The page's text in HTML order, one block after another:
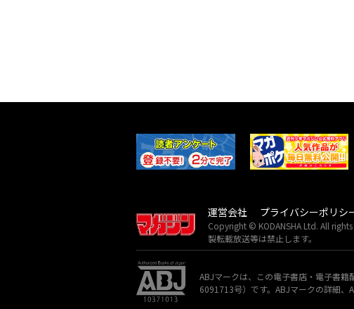
運営会社 プライバシーポリシ
Copyright © KODANSHA Ltd. All
製転載放送等は禁止します。
ABJマークは、この電子書店・電子書
6091713号）です。ABJマークの詳細